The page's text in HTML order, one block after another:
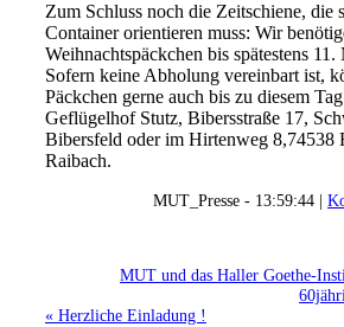
Zum Schluss noch die Zeitschiene, die
Container orientieren muss: Wir
Weihnachtspäckchen bis spätestens
Sofern keine Abholung vereinbart ist,
Päckchen gerne auch bis zu diesem
Geflügelhof Stutz, Bibersstraße 17,
Bibersfeld oder im Hirtenweg 8,74538
Raibach.
MUT_Presse - 13:59:44 |
MUT und das Haller Goethe-
« Herzliche Einladung !